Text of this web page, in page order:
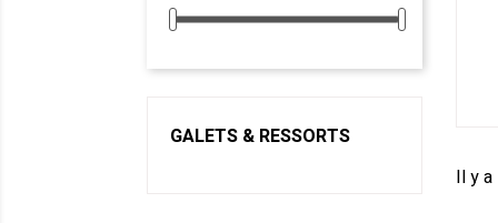
GALETS & RESSORTS
Il y